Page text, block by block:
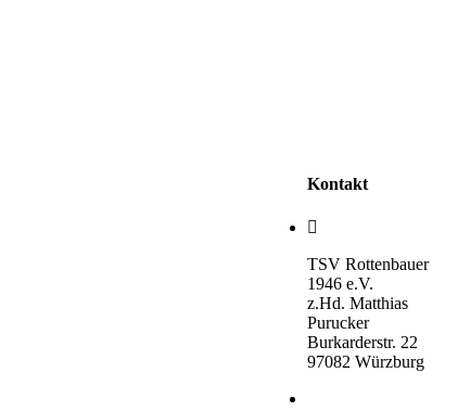
Kontakt
TSV Rottenbauer
1946 e.V.
z.Hd. Matthias
Purucker
Burkarderstr. 22
97082 Würzburg